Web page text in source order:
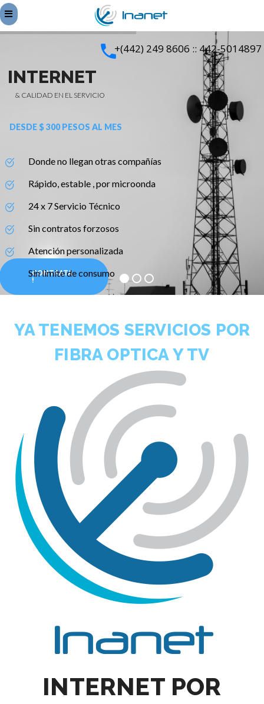
INTERNET
+(442) 249 8606 :: 442-5014897
& CALIDAD EN EL SERVICIO
DESDE $ 300 PESOS AL MES
CONTRATA
!
Donde no llegan otras compañías
Rápido, estable , por microonda
24 x 7 Servicio Técnico
Sin contratos forzosos
Atención personalizada
Sin limite de consumo
YA TENEMOS SERVICIOS POR
FIBRA OPTICA Y TV
INTERNET POR